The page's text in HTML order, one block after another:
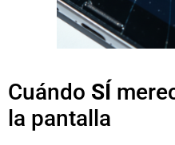
Cuándo SÍ
la pantalla